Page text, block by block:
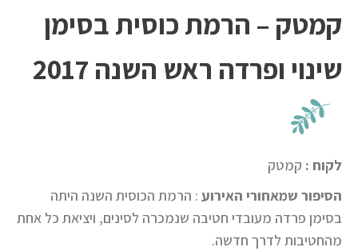
קמטק – הרמת כוסית בסימן
שינוי ופרדה ראש השנה 2017
לקוח : קמטק
הסיפור שמאחורי האירוע : הרמת הכוסית השנה היתה
בסימן פרדה מעובדי חטיבה שנמכרה לסינים, ויציאת כל אחת
מהחטיבות לדרך חדשה.